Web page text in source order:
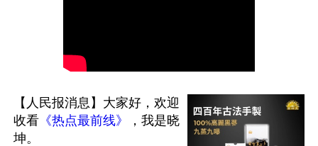
【人民报消息】大家好，欢迎
收看 《热点最前线》
，我是晓
坤。